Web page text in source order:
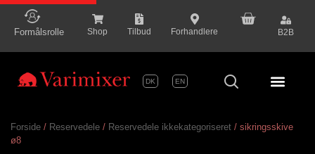
content
Formålsrolle Shop Tilbud Forhandlere B2B
DK EN
Forside / Reservedele / Reservedele ikkekategoriseret / sikringsskive
ø8